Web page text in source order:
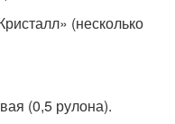
(несколько
(0,5 рулона).